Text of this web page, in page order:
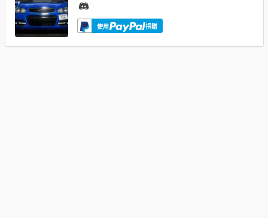
使用 捐赠